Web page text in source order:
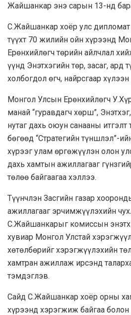
Жайшанкар энэ сарын 13-нд
С.Жайшанкар хоёр улс дипломат
түүхт 70 жилийн ойн хүрээнд
Ерөнхийлөгч төрийн айлчлал
үүнд Энэтхэгийн төр, засаг, ард
холбогдол өгч, найрсгаар
Монгол Улсын Ерөнхийлөгч
манай “гуравдагч хөрш”,
нутаг дахь оюун санааны
бөгөөд “Стратегийн түншлэл”-
хүрээг улам өргөжүүлэн олон
дахь хамтын ажиллагааг
төлөө байгаагаа хэллээ.
Түүнчлэн Засгийн газар
ажиллагааг эрчимжүүлэхийн
С.Жайшанкарыг комиссын
хувиар Монгол Улстай
хөтөлбөрийг хэрэгжүүлэхийн
хамтран ажиллаж ирсэнд
тэмдэглэв.
Сайд С.Жайшанкар хоёр орны
хүрээнд хэрэгжиж байгаа